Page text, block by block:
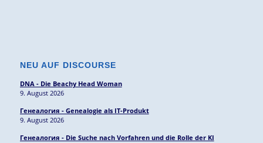
NEU AUF DISCOURSE
DNA - Die Beachy Head Woman
9. August 2026
Генеалогия - Genealogie als IT-Produkt
9. August 2026
Генеалогия - Die Suche nach Vorfahren und die Rolle der KI